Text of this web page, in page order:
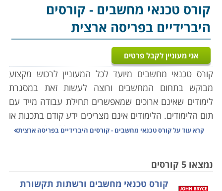
קורס טכנאי מחשבים - קורסים
היברידיים בפריסה ארצית
אני מעוניין לקבל פרטים
קורס טכנאי מחשבים מיועד לכל המעוניין לרכוש מקצוע
מבוקש בתחום המחשבים ורוצה לעשות זאת במסגרת
לימודים שאינם ארוכים שמאפשרים תחילת עבודה מייד עם
תום הלימודים. הלימודים אינם מצריכים ידע קודם בתכנות או
בתחומים אחרים מעולם המחשבים, והם כוללים לימוד האופן
במערכות קיימות. במסגרת הלימודים מוצעים הקורסים
הבאים:
קרא עוד עלקורס טכנאי מחשבים - קורסים היברידיים בפריסה ארצית
נמצאו 5 קורסים
קורס טכנאי מחשבים ורשתות תקשורת